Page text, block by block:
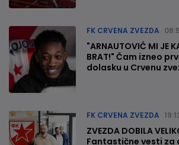
FK CRVENA ZVEZDA
"ARNAUTOVIĆ MI JE
BRAT!" Čam izneo
dolasku u Crvenu
FK CRVENA ZVEZDA
ZVEZDA DOBILA
Fantastične vesti za